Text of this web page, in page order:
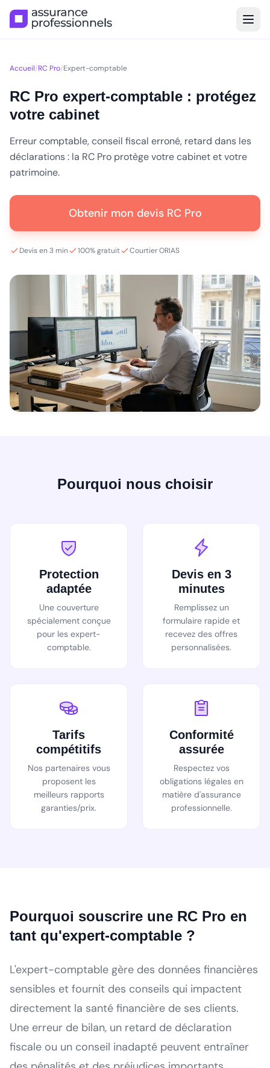
Accueil/RC Pro/Expert-comptable
RC Pro expert-comptable : protégez
votre cabinet
Erreur comptable, conseil fiscal erroné, retard dans les
déclarations : la RC Pro protège votre cabinet et votre
patrimoine.
Obtenir mon devis RC Pro
Devis en 3 min 100% gratuit Courtier ORIAS
Pourquoi nous choisir
Protection
adaptée
Une couverture
spécialement conçue
pour les expert-
comptable.
Devis en 3
minutes
Remplissez un
formulaire rapide et
recevez des offres
personnalisées.
Tarifs
compétitifs
Nos partenaires vous
proposent les
meilleurs rapports
garanties/prix.
Conformité
assurée
Respectez vos
obligations légales en
matière d'assurance
professionnelle.
Pourquoi souscrire une RC Pro en
tant qu'expert-comptable ?
L'expert-comptable gère des données financières
sensibles et fournit des conseils qui impactent
directement la santé financière de ses clients.
Une erreur de bilan, un retard de déclaration
fiscale ou un conseil inadapté peuvent entraîner